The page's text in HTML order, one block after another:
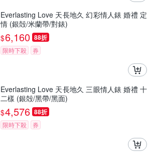
Everlasting Love 天長地久 幻彩情人錶 婚禮 定
情 (銀殻/米蘭帶/對錶)
$6,160 88折
限時下殺 券
Everlasting Love 天長地久 三眼情人錶 婚禮 十
二樣 (銀殻/黑帶/黑面)
$4,576 88折
限時下殺 券